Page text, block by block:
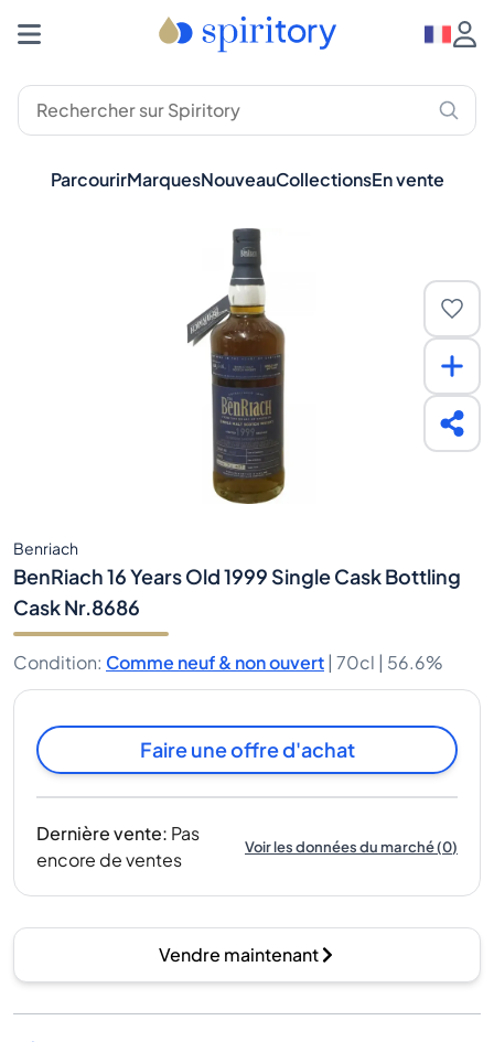
ParcourirMarquesNouveauCollectionsEn vente
Benriach
BenRiach 16 Years Old 1999 Single Cask Bottling
Cask Nr.8686
Condition: Comme neuf & non ouvert | 70cl | 56.6%
Faire une offre d'achat
Dernière vente: Pas
encore de ventes
Voir les données du marché(0)
Vendre maintenant